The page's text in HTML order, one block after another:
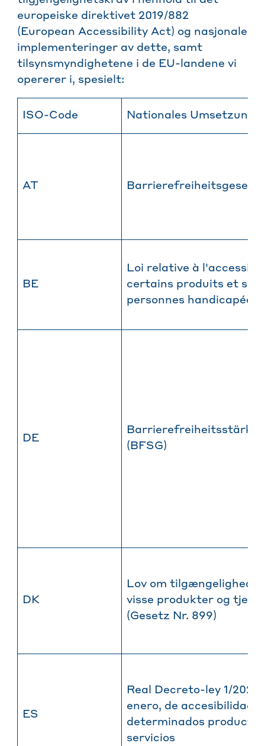
europeiske direktivet 2019/882
(European Accessibility Act) og nasjonale
implementeringer av dette, samt
tilsynsmyndighetene i de EU-landene vi
opererer i, spesielt:
ISO-Code Nationales
AT Barrierefreiheitsgesetz
BE
Loi relative à
certains produits et
personnes handicapées
DE
(BFSG)
DK
Lov om
visse produkter og
(Gesetz Nr. 899)
ES
Real Decreto-ley 1/2023,
enero, de accesibilidad
determinados
servicios